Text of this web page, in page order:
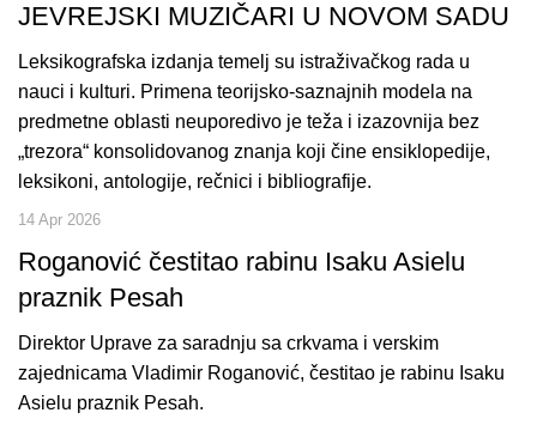
JEVREJSKI MUZIČARI U NOVOM SADU
Leksikografska izdanja temelj su istraživačkog rada u
nauci i kulturi. Primena teorijsko-saznajnih modela na
predmetne oblasti neuporedivo je teža i izazovnija bez
„trezora“ konsolidovanog znanja koji čine ensiklopedije,
leksikoni, antologije, rečnici i bibliografije.
14 Apr 2026
Roganović čestitao rabinu Isaku Asielu
praznik Pesah
Direktor Uprave za saradnju sa crkvama i verskim
zajednicama Vladimir Roganović, čestitao je rabinu Isaku
Asielu praznik Pesah.